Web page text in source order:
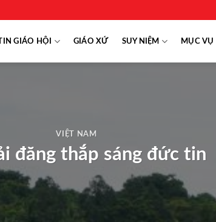
GIÁO HỘI GIÁO XỨ SUY NIỆM MỤC VỤ
VIỆT NAM
đăng thắp sáng đức tin